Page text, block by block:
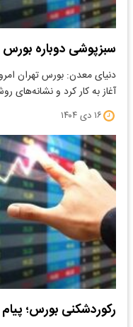
سبزپوشی دوباره بورس در
آغاز به کار کرد و نشانه‌های
۱۶ دی ۱۴۰۴
رکوردشکنی بورس؛